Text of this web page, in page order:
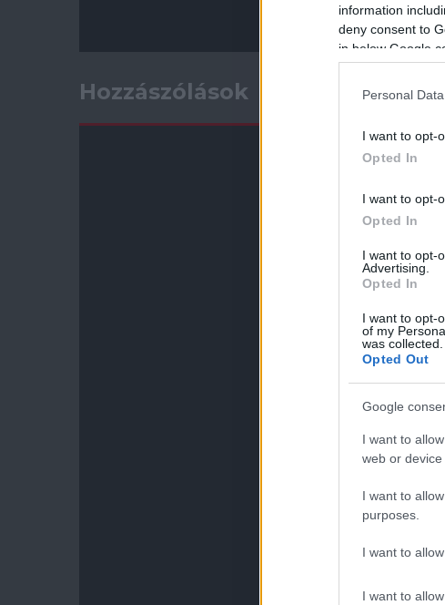
information
deny consent to
in below Google
Personal
I want to opt-
Opted In
I want to opt-
Opted In
I want to opt-
Advertising.
Opted In
I want to opt-
of my
was collected.
Opted Out
Google
I want to
web or device
I want to
purposes.
I want to
I want to
Hozzászólások